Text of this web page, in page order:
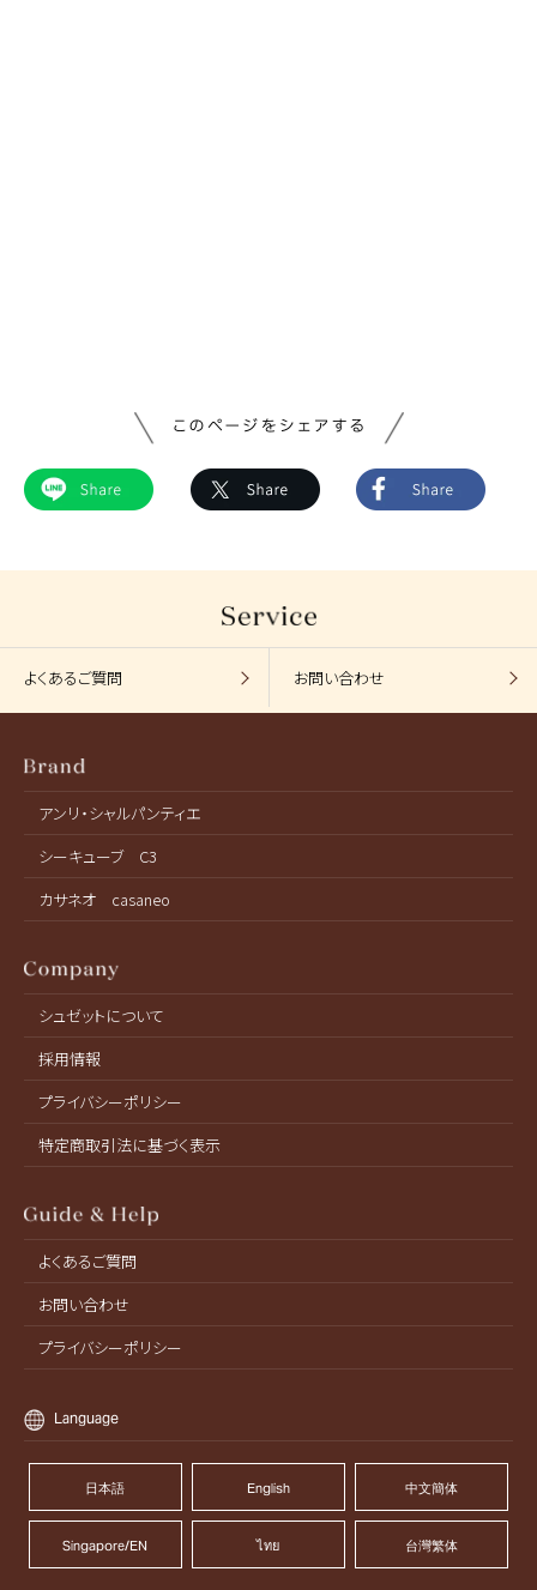
よくあるご質問 お問い合わせ
アンリ・シャルパンティエ
シーキューブ C3
カサネオ casaneo
シュゼットについて
採用情報
プライバシーポリシー
特定商取引法に基づく表示
よくあるご質問
お問い合わせ
プライバシーポリシー
Language
日本語 English 中文簡体
Singapore/EN ไทย 台灣繁体